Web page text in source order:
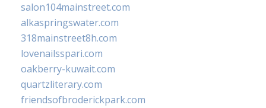
salon104mainstreet.com
alkaspringswater.com
318mainstreet8h.com
lovenailsspari.com
oakberry-kuwait.com
quartzliterary.com
friendsofbroderickpark.com